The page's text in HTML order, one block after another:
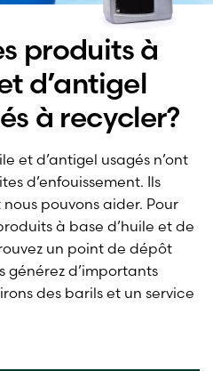
produits à
d’antigel
à recycler?
et d’antigel usagés n’ont
d’enfouissement. Ils
pouvons aider. Pour
à base d’huile et de
un point de dépôt
générez d’importants
des barils et un service